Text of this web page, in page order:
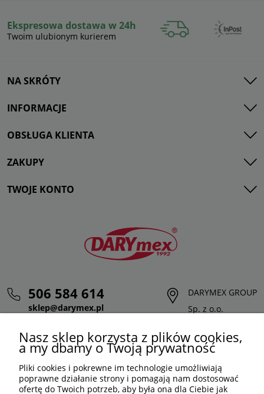
Ekspresowa dostawa w 24h
Twoim ulubionym kurierem
NA SKRÓTY
INFORMACJE
OBSŁUGA KLIENTA
ZAKUPY
TWOJE KONTO
506 584 614
sklep@darymex.pl
DARYMEX GROUP
Sp. z o.o.
32-620 Brzeszcze
Nasz sklep korzysta z plików cookies,
a my dbamy o Twoją prywatność
Pliki cookies i pokrewne im technologie umożliwiają
poprawne działanie strony i pomagają nam dostosować
ofertę do Twoich potrzeb, aby była ona dla Ciebie jak